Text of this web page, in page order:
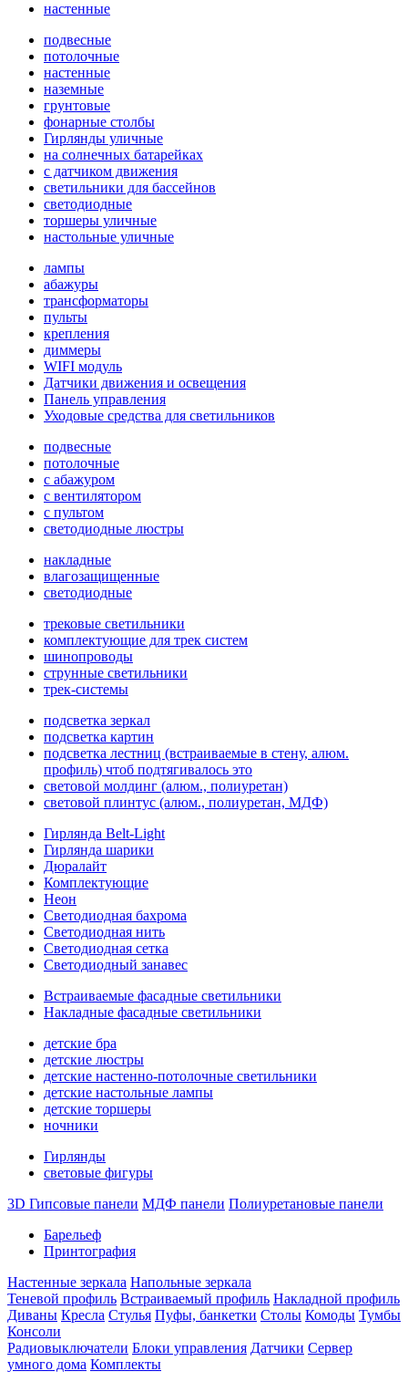
настенные
подвесные
потолочные
настенные
наземные
грунтовые
фонарные столбы
Гирлянды уличные
на солнечных батарейках
с датчиком движения
светильники для бассейнов
светодиодные
торшеры уличные
настольные уличные
лампы
абажуры
трансформаторы
пульты
крепления
диммеры
WIFI модуль
Датчики движения и освещения
Панель управления
Уходовые средства для светильников
подвесные
потолочные
с абажуром
с вентилятором
с пультом
светодиодные люстры
накладные
влагозащищенные
светодиодные
трековые светильники
комплектующие для трек систем
шинопроводы
струнные светильники
трек-системы
подсветка зеркал
подсветка картин
подсветка лестниц (встраиваемые в стену, алюм.
профиль) чтоб подтягивалось это
световой молдинг (алюм., полиуретан)
световой плинтус (алюм., полиуретан, МДФ)
Гирлянда Belt-Light
Гирлянда шарики
Дюралайт
Комплектующие
Неон
Светодиодная бахрома
Светодиодная нить
Светодиодная сетка
Светодиодный занавес
Встраиваемые фасадные светильники
Накладные фасадные светильники
детские бра
детские люстры
детские настенно-потолочные светильники
детские настольные лампы
детские торшеры
ночники
Гирлянды
световые фигуры
3D Гипсовые панели МДФ панели Полиуретановые панели
Барельеф
Принтография
Настенные зеркала Напольные зеркала
Теневой профиль Встраиваемый профиль Накладной профиль
Диваны Кресла Стулья Пуфы, банкетки Столы Комоды Тумбы
Консоли
Радиовыключатели Блоки управления Датчики Сервер
умного дома Комплекты